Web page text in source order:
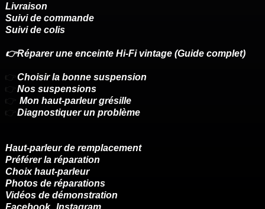
Livraison
Suivi de commande
Suivi de colis
👉Réparer une enceinte Hi-Fi vintage (Guide complet)
👉 Choisir la bonne suspension
👉 Nos suspensions
👉 Mon haut-parleur grésille
👉 Diagnostiquer un problème
Haut-parleur de remplacement
Préférer la réparation
Choix haut-parleur
Photos de réparations
Vidéos de démonstration
Facebook Instagram